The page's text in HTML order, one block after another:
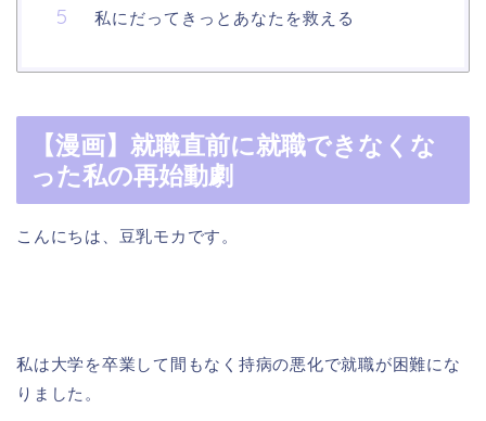
私にだってきっとあなたを救える
【漫画】就職直前に就職できなくな
った私の再始動劇
こんにちは、豆乳モカです。
私は大学を卒業して間もなく持病の悪化で就職が困難にな
りました。